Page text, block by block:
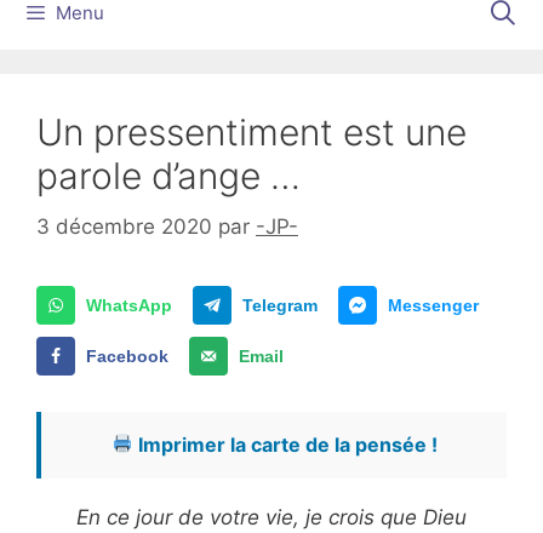
Menu
Un pressentiment est une
parole d’ange …
3 décembre 2020 par -JP-
WhatsApp Telegram Messenger
Facebook Email
Imprimer la carte de la pensée !
En ce jour de votre vie, je crois que Dieu